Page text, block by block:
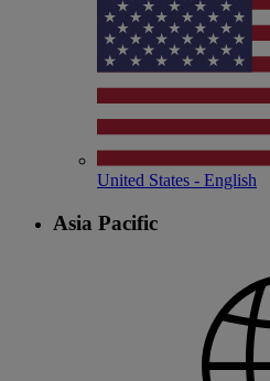
United States - English
Asia Pacific